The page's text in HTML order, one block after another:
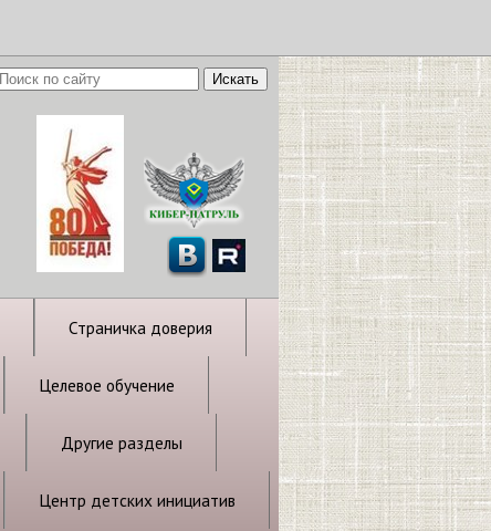
Страничка доверия
Целевое обучение
Другие разделы
Центр детских инициатив